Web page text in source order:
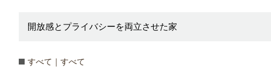
開放感とプライバシーを両立させた家
すべて｜すべて